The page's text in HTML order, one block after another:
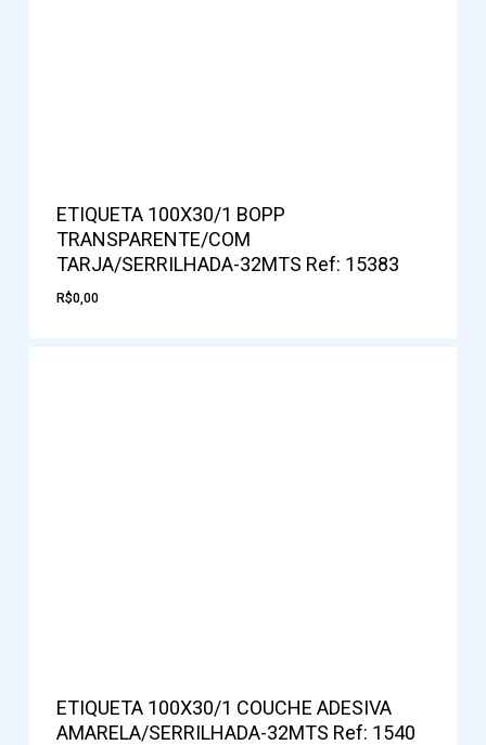
ETIQUETA 100X30/1 BOPP
TRANSPARENTE/COM
TARJA/SERRILHADA-32MTS Ref: 15383
R$0,00
ETIQUETA 100X30/1 COUCHE ADESIVA
AMARELA/SERRILHADA-32MTS Ref: 1540